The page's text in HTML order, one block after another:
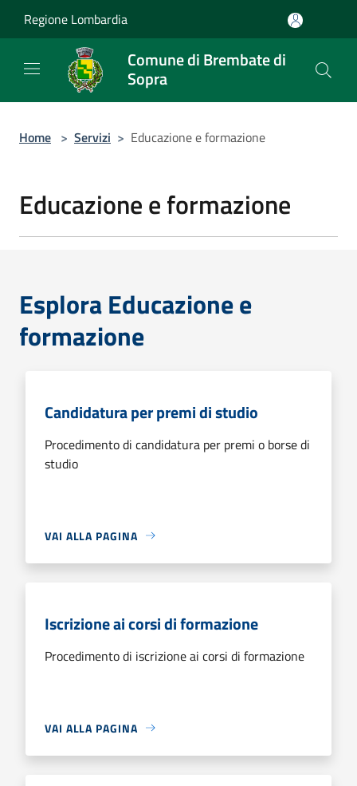
Regione Lombardia
Comune di Brembate di
Sopra
Home > Servizi > Educazione e formazione
Educazione e formazione
Esplora Educazione e
formazione
Candidatura per premi di studio
Procedimento di candidatura per premi o borse di
studio
VAI ALLA PAGINA
Iscrizione ai corsi di formazione
Procedimento di iscrizione ai corsi di formazione
VAI ALLA PAGINA